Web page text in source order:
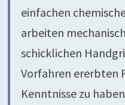
einfachen
arbeiten
schicklichen
Vorfahren ererbten
Kenntnisse zu